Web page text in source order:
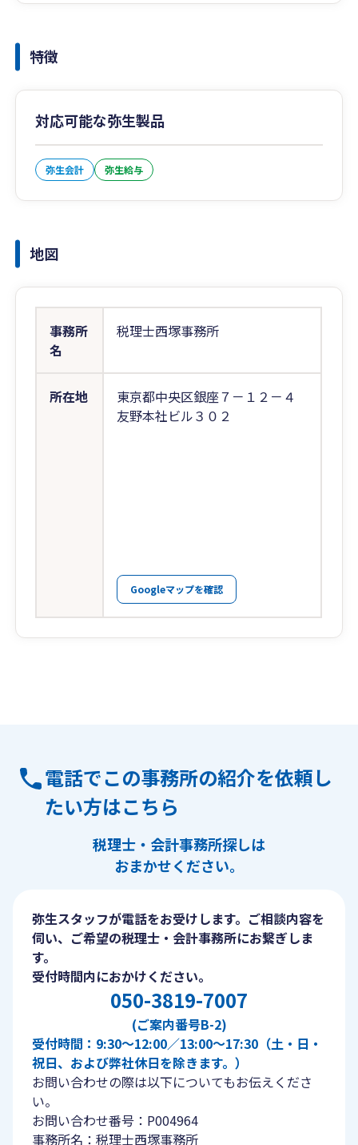
特徴
対応可能な弥生製品
弥生会計 弥生給与
地図
事務所
名
税理士西塚事務所
所在地
東京都中央区銀座７－１２－４
友野本社ビル３０２
Googleマップを確認
電話でこの事務所の紹介を依頼し
たい方はこちら
税理士・会計事務所探しは
おまかせください。
弥生スタッフが電話をお受けします。ご相談内容を
伺い、ご希望の税理士・会計事務所にお繋ぎしま
す。
受付時間内におかけください。
050-3819-7007
(ご案内番号B-2)
受付時間：9:30〜12:00／13:00〜17:30（土・日・
祝日、および弊社休日を除きます。）
お問い合わせの際は以下についてもお伝えくださ
い。
お問い合わせ番号：P004964
事務所名：税理士西塚事務所